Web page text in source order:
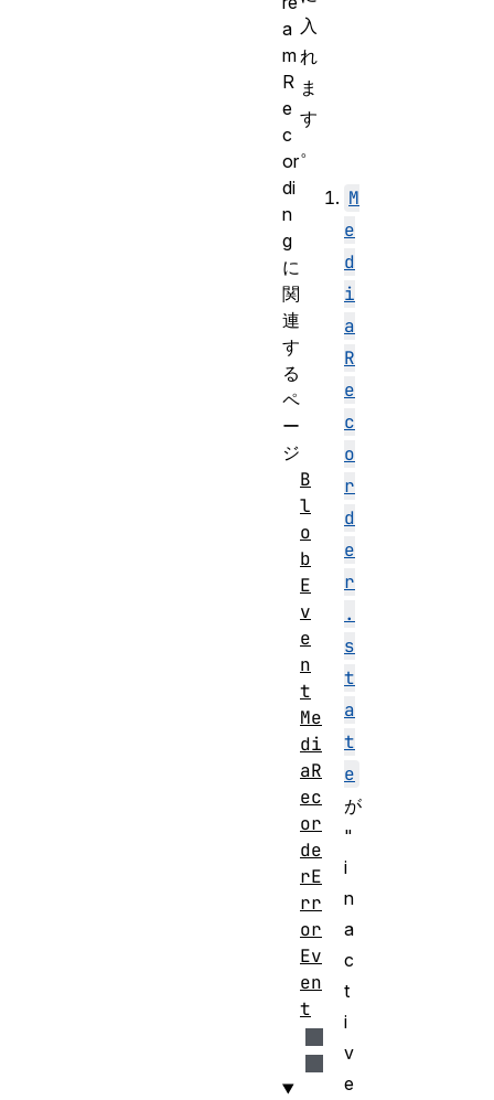
入
れ
ま
す
。
M
e
d
i
a
R
e
c
o
r
d
e
r
.
s
t
a
t
e
が
"
i
n
a
c
t
i
v
e
a
m
R
e
c
or
di
n
g
に
関
連
す
る
ペ
ー
ジ
B
l
o
b
E
v
e
n
t
Me
di
aR
ec
or
de
rE
rr
or
Ev
en
t